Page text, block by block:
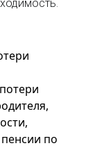
по